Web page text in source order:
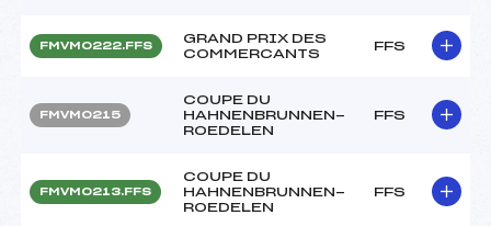
FMVM0222.FFS
GRAND PRIX DES
COMMERCANTS
FFS
FMVM0215
COUPE DU
HAHNENBRUNNEN-
ROEDELEN
FFS
FMVM0213.FFS
COUPE DU
HAHNENBRUNNEN-
ROEDELEN
FFS